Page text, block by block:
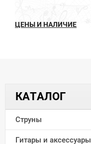
ЦЕНЫ И НАЛИЧИЕ
КАТАЛОГ
Струны
Гитары и аксессуары